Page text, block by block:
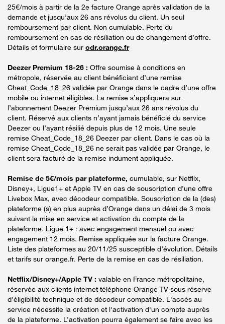
25€/mois à partir de la 2e facture Orange après validation de la
demande et jusqu’aux 26 ans révolus du client. Un seul
remboursement par client. Non cumulable. Perte du
remboursement en cas de résiliation ou de changement d’offre.
Détails et formulaire sur odr.orange.fr
Deezer Premium 18-26 : Offre soumise à conditions en
métropole, réservée au client bénéficiant d’une remise
Cheat_Code_18_26 validée par Orange dans le cadre d’une offre
mobile ou internet éligibles. La remise s’appliquera sur
l’abonnement Deezer Premium jusqu’aux 26 ans révolus du
client. Réservé aux clients n’ayant jamais bénéficié du service
Deezer ou l’ayant résilié depuis plus de 12 mois. Une seule
remise Cheat_Code_18_26 Deezer par client. Dans le cas où la
remise Cheat_Code_18_26 ne serait pas validée par Orange, le
client sera facturé de la remise indument appliquée.
Remise de 5€/mois par plateforme, cumulable, sur Netflix,
Disney+, Ligue1+ et Apple TV en cas de souscription d’une offre
Livebox Max, avec décodeur compatible. Souscription de la (des)
plateforme (s) en plus auprès d’Orange dans un délai de 3 mois
suivant la mise en service et activation du compte de la
plateforme. Ligue 1+ : avec engagement mensuel ou avec
engagement 12 mois. Remise appliquée sur la facture Orange.
Liste des plateformes au 20/11/25 susceptible d’évolution. Détails
et tarifs sur orange.fr. Perte de la remise en cas de résiliation.
Netflix/Disney+/Apple TV : valable en France métropolitaine,
réservée aux clients internet téléphone Orange TV sous réserve
d’éligibilité technique et de décodeur compatible. L'accès au
service nécessite la création et l'activation d'un compte auprès
de la plateforme. L’activation pourra également se faire avec les